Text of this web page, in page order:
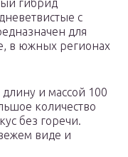
гибрид
с
для
в южных регионах
и массой 100
количество
без горечи.
виде и